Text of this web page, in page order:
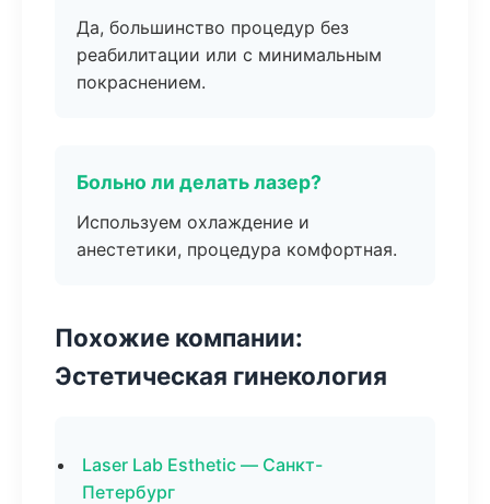
Да, большинство процедур без
реабилитации или с минимальным
покраснением.
Больно ли делать лазер?
Используем охлаждение и
анестетики, процедура комфортная.
Похожие компании:
Эстетическая гинекология
Laser Lab Esthetic — Санкт-
Петербург